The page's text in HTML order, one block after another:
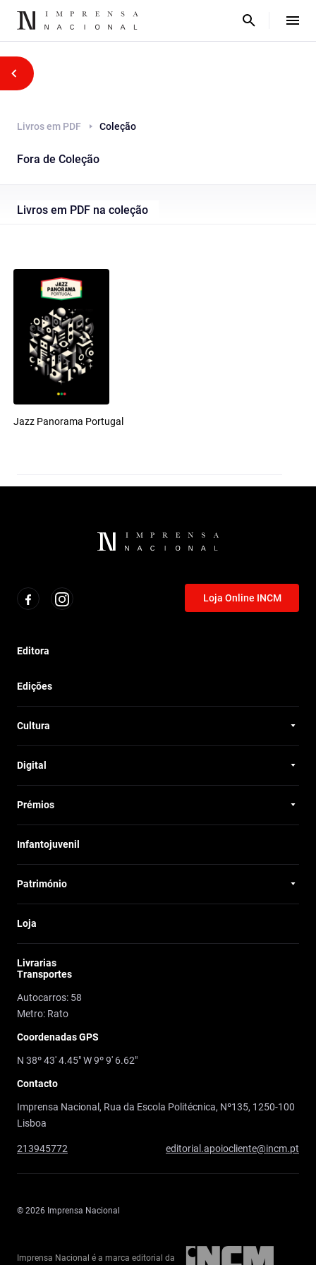
Livros em PDF Coleção
Fora de Coleção
Livros em PDF na coleção
Jazz Panorama Portugal
Loja Online INCM
Editora
Edições
Cultura
Digital
Prémios
Infantojuvenil
Património
Loja
Livrarias
Transportes
Autocarros: 58
Metro: Rato
Coordenadas GPS
N 38º 43' 4.45" W 9º 9' 6.62"
Contacto
Imprensa Nacional, Rua da Escola Politécnica, Nº135, 1250-100
Lisboa
213945772 editorial.apoiocliente@incm.pt
© 2026 Imprensa Nacional
Imprensa Nacional é a marca editorial da